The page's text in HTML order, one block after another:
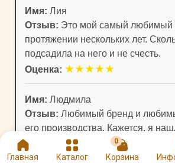
Главная Каталог
0
Корзина
Имя: Лия
Отзыв: Это мой самый любимый
протяжении нескольких лет.
подсадила на него и не счесть.
Оценка: ★★★★★
Имя: Людмила
Отзыв: Любимый бренд и
его производства. Кажется, я
идеальный напиток, настолько он
понравился. Во вкусе есть и